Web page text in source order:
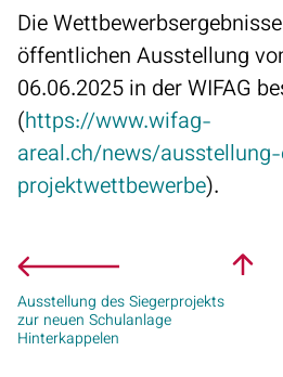
Die
öffentlichen Ausstellung
06.06.2025 in der WIFAG
(https://www.wifag-
areal.ch/news/
projektwettbewerbe).
Ausstellung des Siegerprojekts
zur neuen Schulanlage
Hinterkappelen